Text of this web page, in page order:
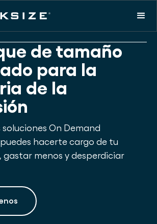
de tamaño
para la
de la
soluciones On Demand
hacerte cargo de tu
gastar menos y desperdiciar